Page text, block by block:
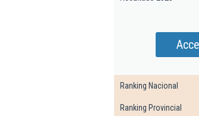
Ranking Nacional
Ranking Provincial